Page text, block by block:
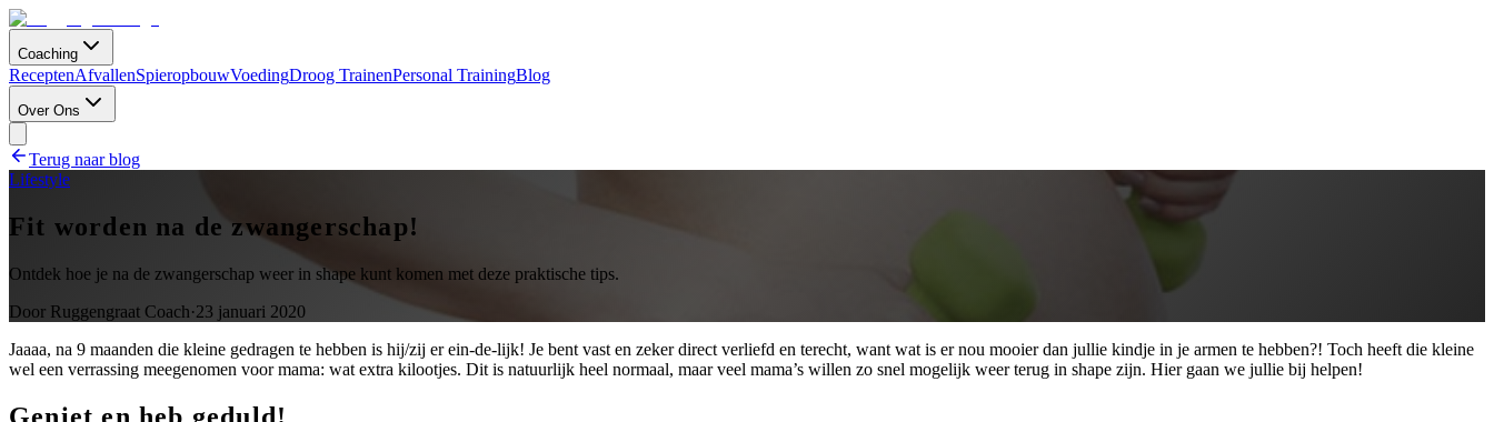
Coaching
ReceptenAfvallenSpieropbouwVoedingDroog TrainenPersonal TrainingBlog
Over Ons
Terug naar blog
Lifestyle
Fit worden na de zwangerschap!
Ontdek hoe je na de zwangerschap weer in shape kunt komen met deze praktische tips.
Door Ruggengraat Coach·23 januari 2020
Jaaaa, na 9 maanden die kleine gedragen te hebben is hij/zij er ein-de-lijk! Je bent vast en zeker direct verliefd en terecht, want wat is er nou mooier dan jullie kindje in je armen te hebben?! Toch heeft die kleine
wel een verrassing meegenomen voor mama: wat extra kilootjes. Dit is natuurlijk heel normaal, maar veel mama’s willen zo snel mogelijk weer terug in shape zijn. Hier gaan we jullie bij helpen!
Geniet en heb geduld!